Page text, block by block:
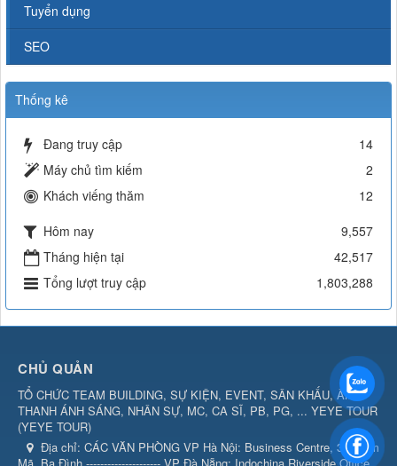
Tuyển dụng
SEO
Thống kê
Đang truy cập
14
Máy chủ tìm kiếm
2
Khách viếng thăm
12
Hôm nay
9,557
Tháng hiện tại
42,517
Tổng lượt truy cập
1,803,288
CHỦ QUẢN
TỔ CHỨC TEAM BUILDING, SỰ KIỆN, EVENT, SÂN KHẤU, ÂM
THANH ÁNH SÁNG, NHÂN SỰ, MC, CA SĨ, PB, PG, ... YEYE TOUR
(YEYE TOUR)
Địa chỉ: CÁC VĂN PHÒNG VP Hà Nội: Business Centre, 360 Kim